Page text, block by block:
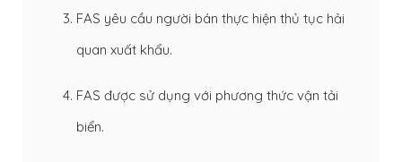
FAS yêu cầu người bán thực hiện thủ tục hải
quan xuất khẩu.
FAS được sử dụng với phương thức vận tải
biển.